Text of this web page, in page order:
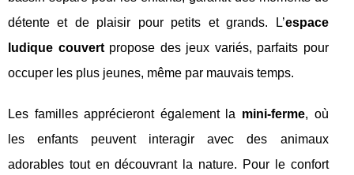
détente et de plaisir pour petits et grands. L’espace
ludique couvertpropose des jeux variés, parfaits pour
occuper les plus jeunes, même par mauvais temps.
Les familles apprécieront également la mini-ferme, où
les enfants peuvent interagir avec des animaux
adorables tout en découvrant la nature. Pour le confort